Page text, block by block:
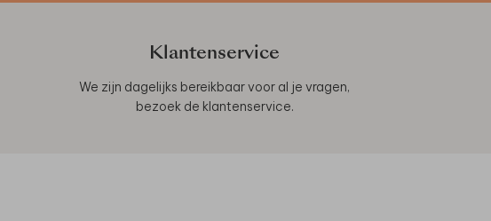
Klantenservice
We zijn dagelijks bereikbaar voor al je vragen,
bezoek de klantenservice.